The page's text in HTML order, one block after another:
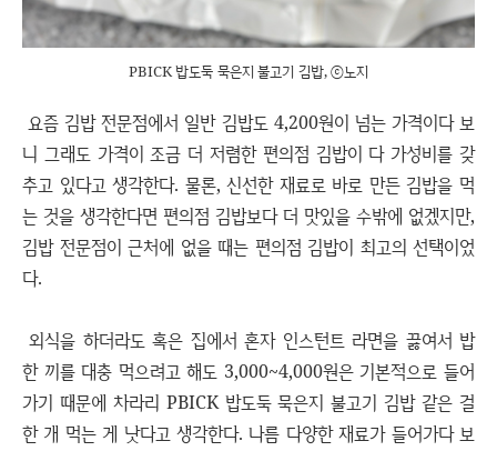
PBICK 밥도둑 묵은지 불고기 김밥, ⓒ노지
요즘 김밥 전문점에서 일반 김밥도 4,200원이 넘는 가격이다 보
니 그래도 가격이 조금 더 저렴한 편의점 김밥이 다 가성비를 갖
추고 있다고 생각한다. 물론, 신선한 재료로 바로 만든 김밥을 먹
는 것을 생각한다면 편의점 김밥보다 더 맛있을 수밖에 없겠지만,
김밥 전문점이 근처에 없을 때는 편의점 김밥이 최고의 선택이었
다.
외식을 하더라도 혹은 집에서 혼자 인스턴트 라면을 끓여서 밥
한 끼를 대충 먹으려고 해도 3,000~4,000원은 기본적으로 들어
가기 때문에 차라리 PBICK 밥도둑 묵은지 불고기 김밥 같은 걸
한 개 먹는 게 낫다고 생각한다. 나름 다양한 재료가 들어가다 보